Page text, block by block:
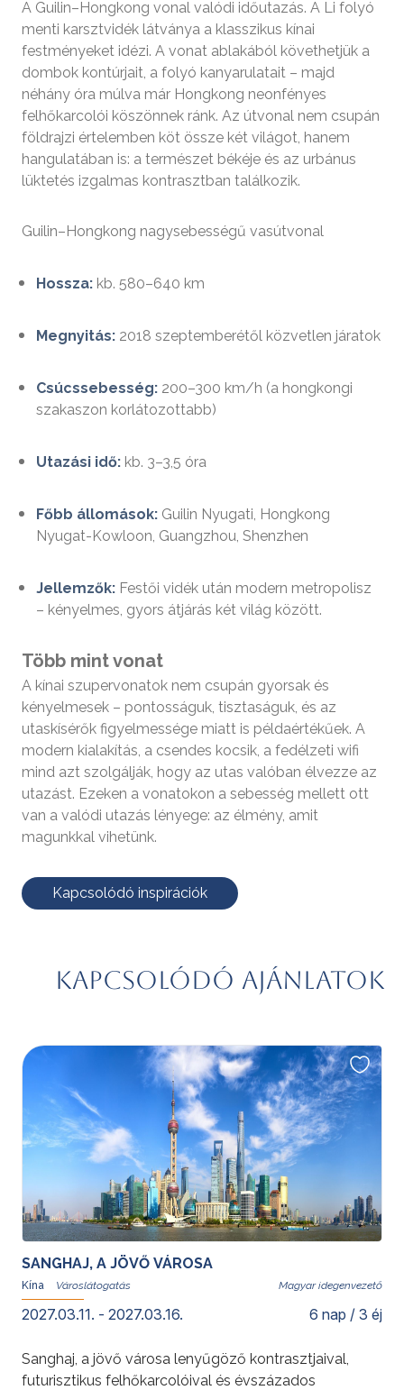
A Guilin–Hongkong vonal valódi időutazás. A Li folyó
menti karsztvidék látványa a klasszikus kínai
festményeket idézi. A vonat ablakából követhetjük a
dombok kontúrjait, a folyó kanyarulatait – majd
néhány óra múlva már Hongkong neonfényes
felhőkarcolói köszönnek ránk. Az útvonal nem csupán
földrajzi értelemben köt össze két világot, hanem
hangulatában is: a természet békéje és az urbánus
lüktetés izgalmas kontrasztban találkozik.
Guilin–Hongkong nagysebességű vasútvonal
Hossza: kb. 580–640 km
Megnyitás: 2018 szeptemberétől közvetlen járatok
Csúcssebesség: 200–300 km/h (a hongkongi
szakaszon korlátozottabb)
Utazási idő: kb. 3–3,5 óra
Főbb állomások: Guilin Nyugati, Hongkong
Nyugat-Kowloon, Guangzhou, Shenzhen
Jellemzők: Festői vidék után modern metropolisz
– kényelmes, gyors átjárás két világ között.
Több mint vonat
A kínai szupervonatok nem csupán gyorsak és
kényelmesek – pontosságuk, tisztaságuk, és az
utaskísérők figyelmessége miatt is példaértékűek. A
modern kialakítás, a csendes kocsik, a fedélzeti wifi
mind azt szolgálják, hogy az utas valóban élvezze az
utazást. Ezeken a vonatokon a sebesség mellett ott
van a valódi utazás lényege: az élmény, amit
magunkkal vihetünk.
Kapcsolódó inspirációk
Kapcsolódó ajánlatok
SANGHAJ, A JÖVŐ VÁROSA
Kína Magyar idegenvezető
2027.03.11. - 2027.03.16. 6 nap / 3 éj
Sanghaj, a jövő városa lenyűgöző kontrasztjaival,
futurisztikus felhőkarcolóival és évszázados